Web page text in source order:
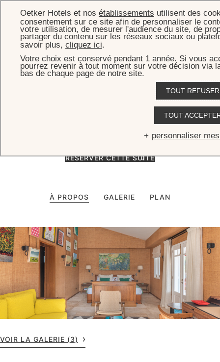
ACCUEIL CHAMBRES, SUITES & VILLAS ROCK SUITE - TREETOPS
Rock Suite - Treetops
Installée au cœur de l’hôtel, la Rock Suite Treetops déploie ses
volumes lumineux et colorés, prolongés par une terrasse privée
enchanteresse avec vue sur la plage.
RÉSERVER CETTE SUITE
À PROPOS GALERIE PLAN
VOIR LA GALERIE (3)
Oetker Hotels et nos établissements utilisent des
consentement sur ce site afin de personnaliser le
votre utilisation, de mesurer l'audience du site, de
partager du contenu sur les réseaux sociaux ou
savoir plus, cliquez ici.
Votre choix est conservé pendant 1 année. Si vous
pourrez revenir à tout moment sur votre décision via
bas de chaque page de notre site.
TOUT REFUSER
TOUT
personnaliser